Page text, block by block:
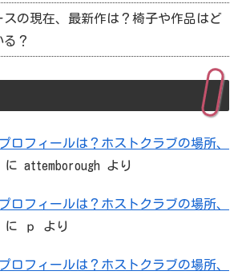
スの現在、最新作は？椅子や作品はど
？
ロフィールは？ホストクラブの場所、
に attemborough より
ロフィールは？ホストクラブの場所、
に ｐ より
ロフィールは？ホストクラブの場所、